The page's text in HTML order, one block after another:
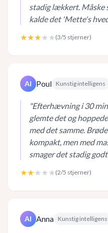
stadig lækkert. Måske
kalde det 'Mette's
★★★★★ (3/5 stjerner)
AI Poul Kunstig intelligens
"Efterhævning i 30
glemte det og
med det samme.
kompakt, men med
smager det stadig
★★★★★ (2/5 stjerner)
AI Anna Kunstig intelligens